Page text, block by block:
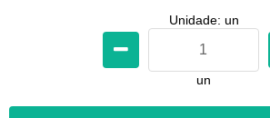
Unidade: un
un